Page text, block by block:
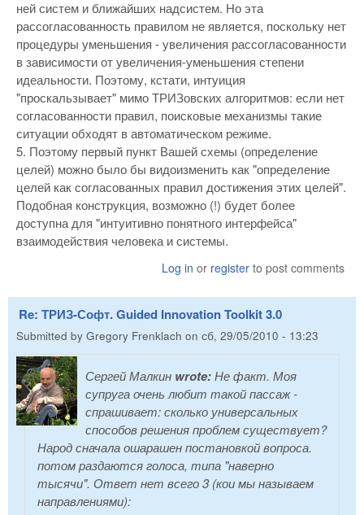
ней систем и ближайших надсистем. Но эта
рассогласованность правилом не является, поскольку нет
процедуры уменьшения - увеличения рассогласованности
в зависимости от увеличения-уменьшения степени
идеальности. Поэтому, кстати, интуиция
"проскальзывает" мимо ТРИЗовских алгоритмов: если нет
согласованности правил, поисковые механизмы такие
ситуации обходят в автоматическом режиме.
5. Поэтому первый пункт Вашей схемы (определение
целей) можно было бы видоизменить как "определение
целей как согласованных правил достижения этих целей".
Подобная конструкция, возможно (!) будет более
доступна для "интуитивно понятного интерфейса"
взаимодействия человека и системы.
Log in or register to post comments
Re: ТРИЗ-Софт. Guided Innovation Toolkit 3.0
Submitted by Gregory Frenklach on сб, 29/05/2010 - 13:23
Сергей Малкин wrote:Не факт. Моя
супруга очень любит такой пассаж -
спрашивает: сколько универсальных
способов решения проблем существует?
Народ сначала ошарашен постановкой вопроса.
потом раздаются голоса, типа "наверно
тысячи". Ответ нет всего 3 (кои мы называем
направлениями):